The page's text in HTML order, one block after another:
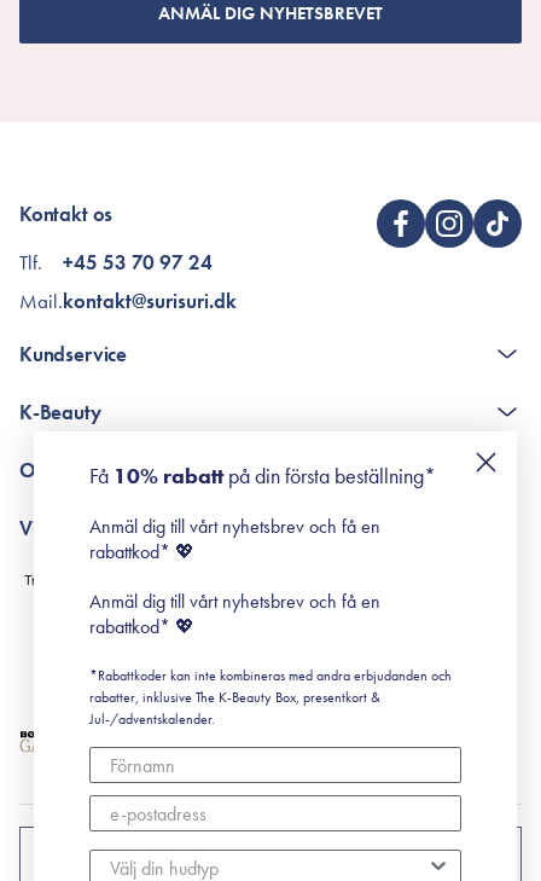
ANMÄL DIG NYHETSBREVET
Kontakt os
Tlf.
Mail.
+45 53 70 97 24
kontakt@surisuri.dk
Kundservice
Poängshop - frågor och svar
K-Beauty
Retinol för nybörjare
Om Surisuri
Black Friday
Villkor
Leverans & Retur
Köpvillkor
Prenumerationsvillkor
Cookiepolicy
SVERIGE
Få 10% rabattpå din första beställning*
Anmäl dig till vårt nyhetsbrev och få en
rabattkod* 💖
Anmäl dig till vårt nyhetsbrev och få en
rabattkod* 💖
*Rabattkoder kan inte kombineras med andra erbjudanden och
rabatter, inklusive The K-Beauty Box, presentkort &
Jul-/adventskalender.